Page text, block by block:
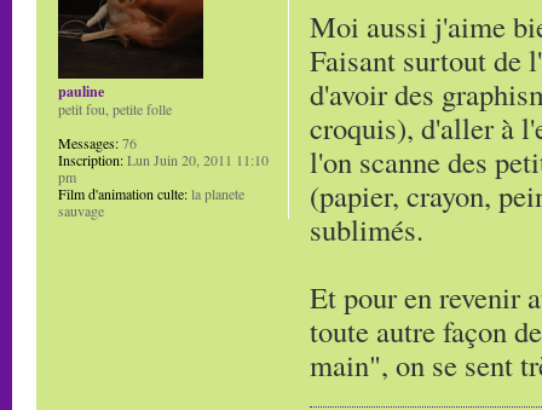
Moi aussi j'aime
Faisant surtout de
d'avoir des
croquis), d'aller à
l'on scanne des
(papier, crayon,
sublimés.
Et pour en revenir
toute autre façon
main", on se sent
pauline
petit fou, petite folle
Messages:76
Inscription:Lun Juin 20, 2011 11:10
pm
Film d'animation culte:la planete
sauvage